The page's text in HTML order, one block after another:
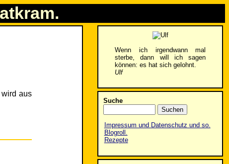
aus
Wenn ich irgendwann mal
sterbe, dann will ich sagen
können: es hat sich gelohnt.
Ulf
Suche
Impressum und Datenschutz und so.
Blogroll.
Rezepte